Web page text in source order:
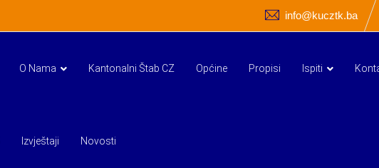
info@kucztk.ba
O Nama Kantonalni Štab CZ Općine Propisi Ispiti
Izvještaji Novosti